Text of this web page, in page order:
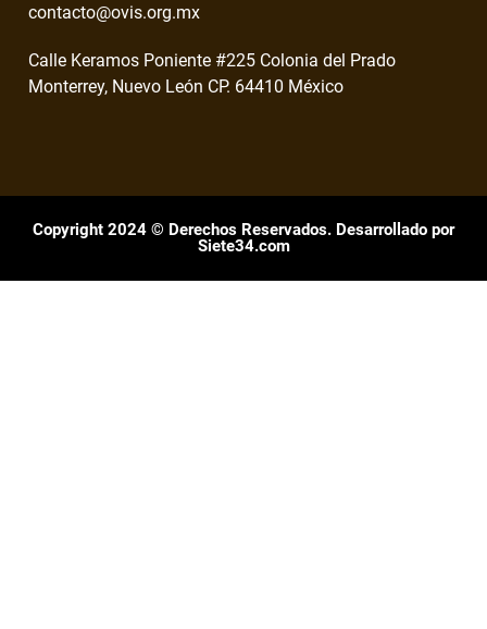
contacto@ovis.org.mx
Calle Keramos Poniente #225 Colonia del Prado
Monterrey, Nuevo León CP. 64410 México
Copyright 2024 © Derechos Reservados. Desarrollado por
Siete34.com